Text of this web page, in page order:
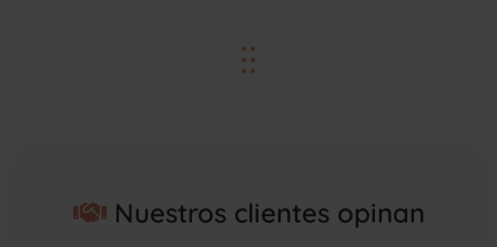
Nuestros clientes opinan